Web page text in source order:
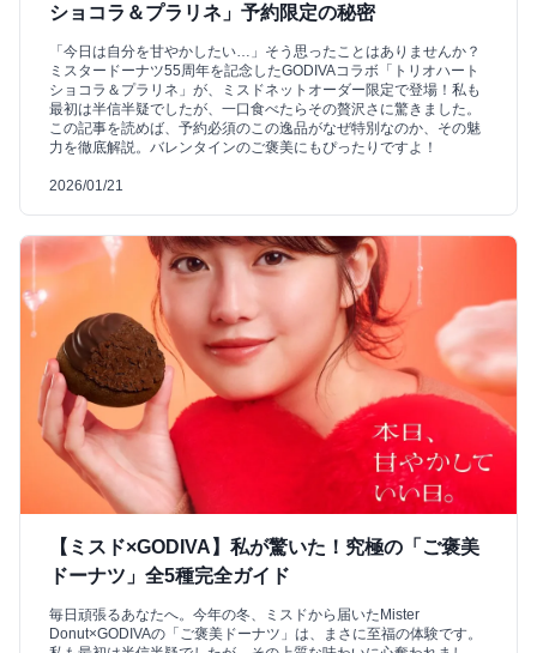
ショコラ＆プラリネ」予約限定の秘密
「今日は自分を甘やかしたい…」そう思ったことはありませんか？
ミスタードーナツ55周年を記念したGODIVAコラボ「トリオハート
ショコラ＆プラリネ」が、ミスドネットオーダー限定で登場！私も
最初は半信半疑でしたが、一口食べたらその贅沢さに驚きました。
この記事を読めば、予約必須のこの逸品がなぜ特別なのか、その魅
力を徹底解説。バレンタインのご褒美にもぴったりですよ！
2026/01/21
【ミスド×GODIVA】私が驚いた！究極の「ご褒美
ドーナツ」全5種完全ガイド
毎日頑張るあなたへ。今年の冬、ミスドから届いたMister
Donut×GODIVAの「ご褒美ドーナツ」は、まさに至福の体験です。